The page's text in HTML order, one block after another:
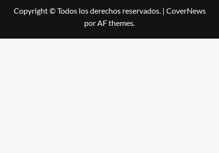
Copyright © Todos los derechos reservados. | CoverNews
por AF themes.